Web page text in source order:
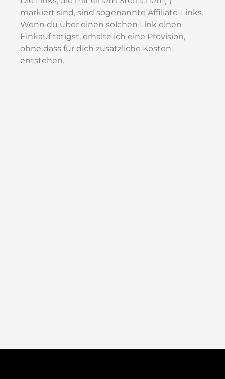
markiert sind, sind sogenannte Affiliate-Links.
Wenn du über einen solchen Link einen
Einkauf tätigst, erhalte ich eine Provision,
ohne dass für dich zusätzliche Kosten
entstehen.